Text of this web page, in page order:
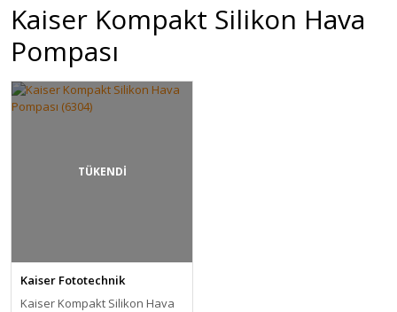
Kaiser Kompakt Silikon Hava
Pompası
TÜKENDİ
Kaiser Fototechnik
Kaiser Kompakt Silikon Hava